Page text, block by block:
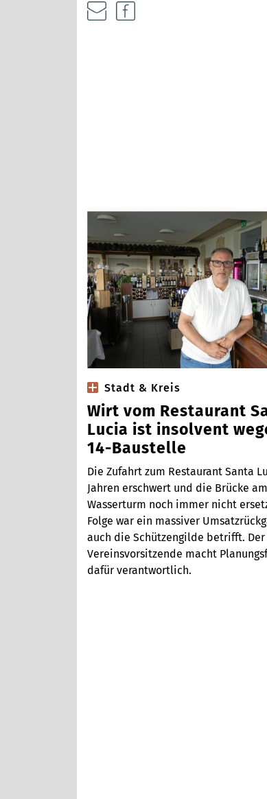
Stadt & Kreis
Wirt vom Restaurant
Lucia ist insolvent
14-Baustelle
Die Zufahrt zum Restaurant Santa
Jahren erschwert und die Brücke am
Wasserturm noch immer nicht
Folge war ein massiver
auch die Schützengilde betrifft. Der
Vereinsvorsitzende macht
dafür verantwortlich.